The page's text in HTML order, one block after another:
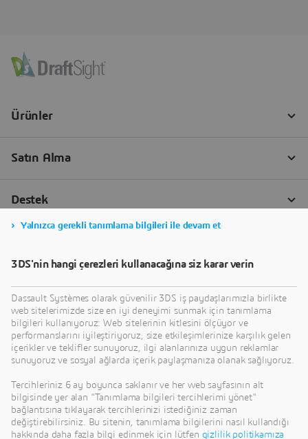
Yalnızca gerekli tanımlama bilgileri ile devam et
3DS'nin hangi çerezleri kullanacağına siz karar verin
Dassault Systèmes olarak güvenilir 3DS iş paydaşlarımızla birlikte
web sitelerimizde size en iyi deneyimi sunmak için tanımlama
bilgileri kullanıyoruz: Web sitelerinin kitlesini ölçüyor ve
performanslarını iyileştiriyoruz, size etkileşimlerinize karşılık gelen
içerikler ve teklifler sunuyoruz, ilgi alanlarınıza uygun reklamlar
sunuyoruz ve sosyal ağlarda içerik paylaşmanıza olanak sağlıyoruz.
Tercihleriniz 6 ay boyunca saklanır ve her web sayfasının alt
bilgisinde yer alan "Tanımlama bilgileri tercihlerimi yönet"
bağlantısına tıklayarak tercihlerinizi istediğiniz zaman
değiştirebilirsiniz. Bu sitenin, tanımlama bilgilerini nasıl kullandığı
hakkında daha fazla bilgi edinmek için lütfen gizlilik politikamıza